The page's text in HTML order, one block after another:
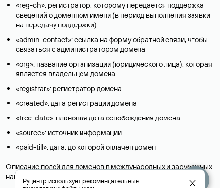
«reg-ch»: регистратор, которому передается поддержка
сведений о доменном имени (в период выполнения заявки
на передачу поддержки)
«admin-contact»: ссылка на форму обратной связи, чтобы
связаться с администратором домена
«org»: название организации (юридического лица), которая
является владельцем домена
«registrar»: регистратор домена
«created»: дата регистрации домена
«free-date»: плановая дата освобождения домена
«source»: источник информации
«paid-till»: дата, до которой оплачен домен
Описание полей для доменов в международных и зарубежных
национальных доменах представлены в разделе «
».
Руцентр используетрекомендательные